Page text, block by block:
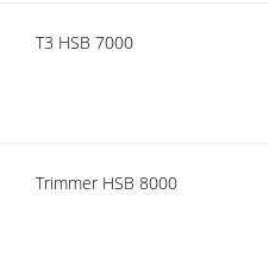
T3 HSB 7000
Trimmer HSB 8000